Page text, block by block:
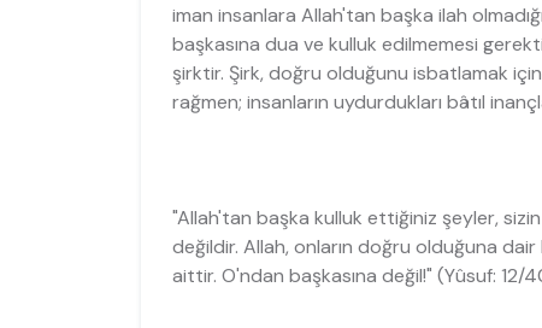
iman insanlara Allah'tan başka ilah
başkasına dua ve kulluk edilmemesi
şirktir. Şirk, doğru olduğunu isbatlamak
rağmen; insanların uydurdukları bâtıl
"Allah'tan başka kulluk ettiğiniz şeyler,
değildir. Allah, onların doğru olduğuna
aittir. O'ndan başkasına değil!" (Yûsuf: 12/